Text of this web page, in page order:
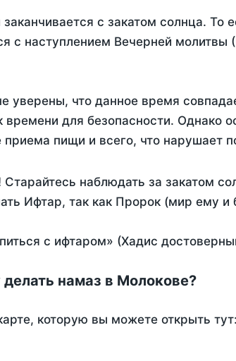
с закатом солнца. То
наступлением Вечерней молитвы
что данное время
для безопасности. Однако
пищи и всего, что нарушает
наблюдать за закатом
Ифтар, так как Пророк (мир ему и
с ифтаром» (Хадис
намаз в Молокове?
которую вы можете открыть тут: